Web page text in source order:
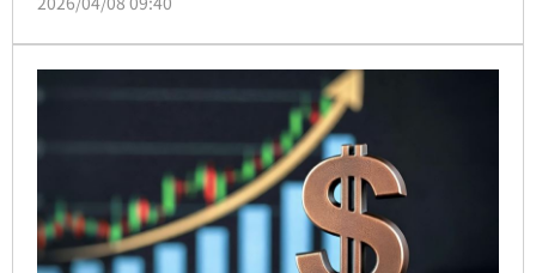
模的金融業策略合作夥伴。雙方將於國泰金控內部導入
金融機構監理需求、安全且可治理的企業級AI工作站，
加速集團營運效率與AI應用在集團內的全面落地。